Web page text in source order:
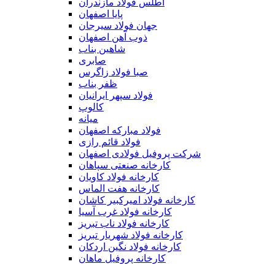
اطلس فولاد مازندران
پایا اصفهان
جهان فولاد سیرجان
ذوب آهن اصفهان
شاهین بناب
صابری
صبا فولاد زاگرس
ظفر بناب
فولاد سپهر ایرانیان
کالوپ
میانه
فولاد مبارکه اصفهان
فولاد قائم رازی
شركت پروفیل فولادی اصفهان
کارخانه صنعتی سپاهان
کارخانه فولاد کاویان
کارخانه هفت الماس
کارخانه فولاد امیرکبیر کاشان
کارخانه فولاد غرب آسیا
کارخانه فولاد ناب تبریز
کارخانه فولاد شهریار تبریز
کارخانه فولاد نگین اردکان
کارخانه پروفیل ماهان